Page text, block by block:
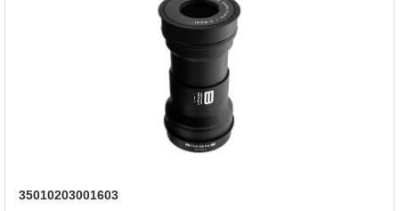
35010203001603